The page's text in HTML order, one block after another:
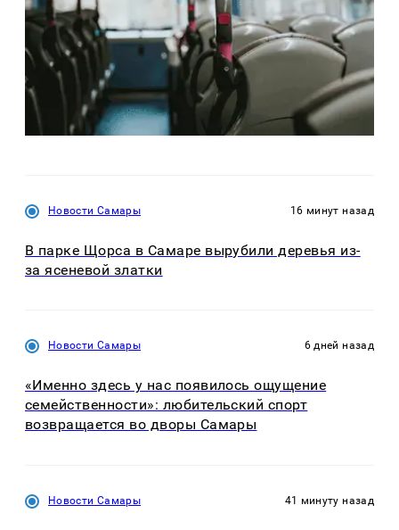
Новости Самары 16 минут назад
В парке Щорса в Самаре вырубили деревья из-
за ясеневой златки
Новости Самары 6 дней назад
«Именно здесь у нас появилось ощущение
семейственности»: любительский спорт
возвращается во дворы Самары
Новости Самары 41 минуту назад